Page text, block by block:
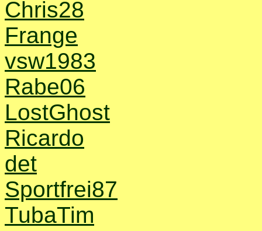
Chris28
Frange
vsw1983
Rabe06
LostGhost
Ricardo
det
Sportfrei87
TubaTim